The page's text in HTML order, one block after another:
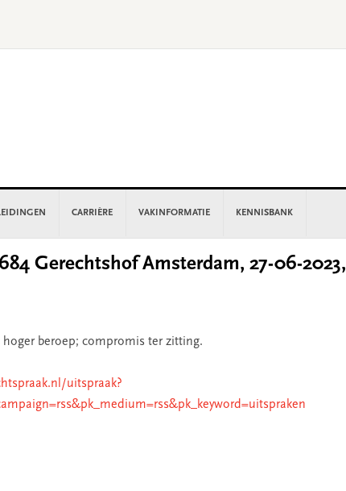
CARRIÈRE VAKINFORMATIE KENNISBANK
Gerechtshof Amsterdam, 27-06-2023,
beroep; compromis ter zitting.
uitspraak?